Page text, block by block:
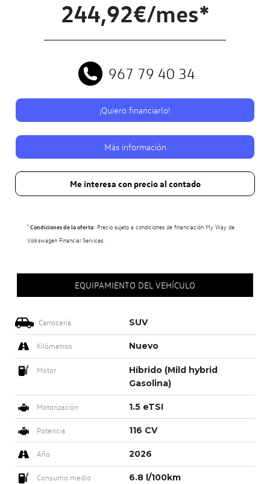
244,92€/mes*
967 79 40 34
¡Quiero financiarlo!
Más información
Me interesa con precio al contado
¹ Condiciones de la oferta: Precio sujeto a condiciones de financiación My Way de
Volkswagen Financial Services.
EQUIPAMIENTO DEL VEHÍCULO
Carrocería SUV
Kilómetros Nuevo
Motor
Híbrido (Mild hybrid
Gasolina)
Motorización 1.5 eTSI
Potencia 116 CV
Año 2026
Consumo medio 6.8 l/100km